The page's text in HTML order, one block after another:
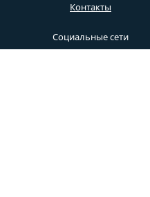
Контакты
Социальные сети